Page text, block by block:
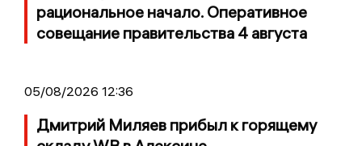
рациональное начало. Оперативное
совещание правительства 4 августа
05/08/2026 12:36
Дмитрий Миляев прибыл к горящему